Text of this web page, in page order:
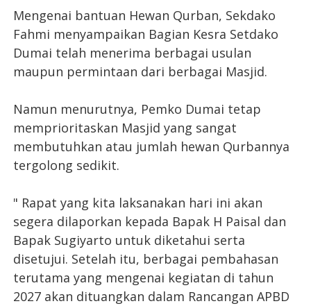
Mengenai bantuan Hewan Qurban, Sekdako
Fahmi menyampaikan Bagian Kesra Setdako
Dumai telah menerima berbagai usulan
maupun permintaan dari berbagai Masjid.
Namun menurutnya, Pemko Dumai tetap
memprioritaskan Masjid yang sangat
membutuhkan atau jumlah hewan Qurbannya
tergolong sedikit.
" Rapat yang kita laksanakan hari ini akan
segera dilaporkan kepada Bapak H Paisal dan
Bapak Sugiyarto untuk diketahui serta
disetujui. Setelah itu, berbagai pembahasan
terutama yang mengenai kegiatan di tahun
2027 akan dituangkan dalam Rancangan APBD